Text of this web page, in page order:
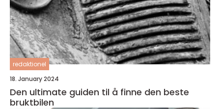
redaktionel
18. January 2024
Den ultimate guiden til å finne den beste
bruktbilen